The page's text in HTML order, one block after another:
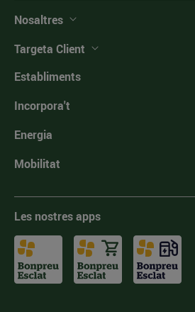
Nosaltres
Targeta Client
Establiments
Incorpora't
Energia
Mobilitat
Les nostres apps